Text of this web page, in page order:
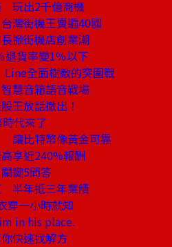
玩出2千億商機
灣街機王賣遍40國
掀街機店創業潮
退貨率變1％以下
全面樹敵的突圍戰
慧音箱語音戰場
王放話撤出！
代來了
讓比特幣像黃金可靠
享近240%報酬
鍵5問答
半年抵三年業績
一小時就知
in his place.
快速找解方